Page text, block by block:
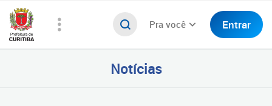
Pra você Entrar
Notícias